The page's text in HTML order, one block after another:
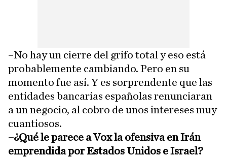
–No hay un cierre del grifo total y eso está
probablemente cambiando. Pero en su
momento fue así. Y es sorprendente que las
entidades bancarias españolas renunciaran
a un negocio, al cobro de unos intereses muy
cuantiosos.
–¿Qué le parece a Vox la ofensiva en Irán
emprendida por Estados Unidos e Israel?